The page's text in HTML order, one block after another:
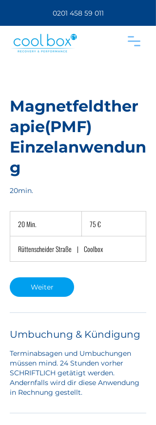
0201 458 59 011
Magnetfeldther
apie(PMF)
Einzelanwendun
g
20min.
20 Min.
i
n
75 €
Rüttenscheider Straße | Coolbox
Weiter
Umbuchung & Kündigung
Terminabsagen und Umbuchungen
müssen mind. 24 Stunden vorher
SCHRIFTLICH getätigt werden.
Andernfalls wird dir diese Anwendung
in Rechnung gestellt.